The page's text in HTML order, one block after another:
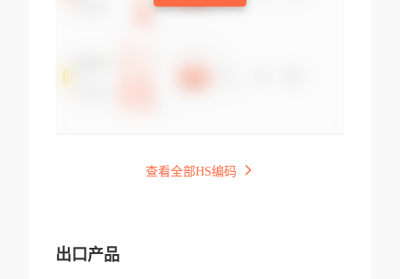
查看全部HS编码
出口产品